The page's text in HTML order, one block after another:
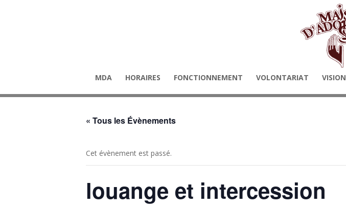
MDA HORAIRES FONCTIONNEMENT VOLONTARIAT VISION
« Tous les Évènements
Cet évènement est passé.
louange et intercession